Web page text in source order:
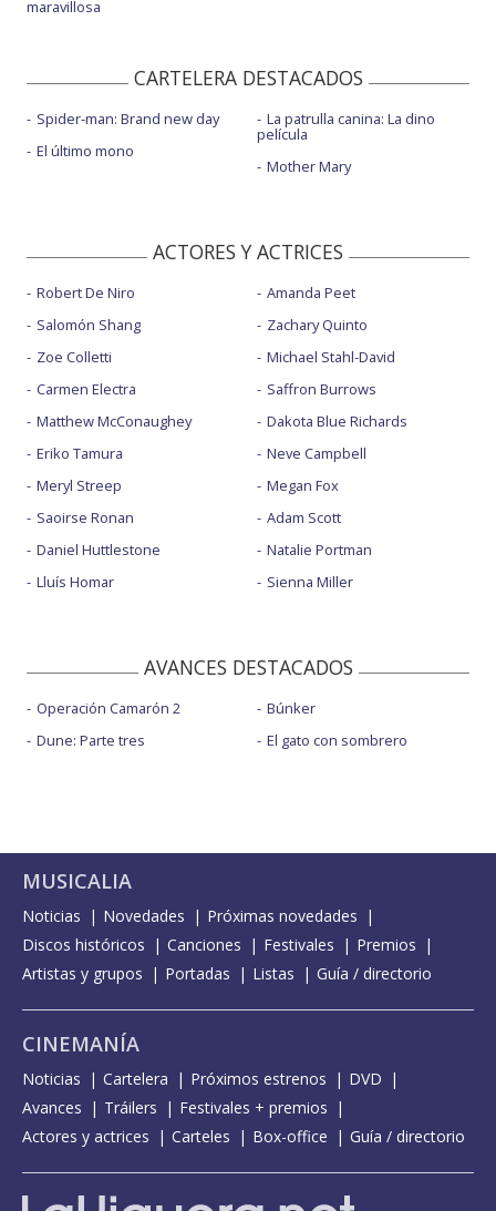
maravillosa
CARTELERA DESTACADOS
Spider-man: Brand new day
El último mono
La patrulla canina: La dino
película
Mother Mary
ACTORES Y ACTRICES
Robert De Niro
Salomón Shang
Zoe Colletti
Carmen Electra
Matthew McConaughey
Eriko Tamura
Meryl Streep
Saoirse Ronan
Daniel Huttlestone
Lluís Homar
Amanda Peet
Zachary Quinto
Michael Stahl-David
Saffron Burrows
Dakota Blue Richards
Neve Campbell
Megan Fox
Adam Scott
Natalie Portman
Sienna Miller
AVANCES DESTACADOS
Operación Camarón 2
Dune: Parte tres
Búnker
El gato con sombrero
MUSICALIA
Noticias Novedades
Próximas novedades
Discos históricos
Canciones Festivales
Premios
Artistas y grupos
Portadas Listas Guía / directorio
CINEMANÍA
Noticias Cartelera Próximos estrenos
DVD
Avances
Tráilers
Festivales + premios
Actores y actrices
Carteles Box-office Guía / directorio